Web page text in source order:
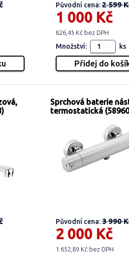
Původní cena:2 599
1 000 Kč
826,45 Kč bez DPH
Množství: ks
Sprchová baterie
termostatická
Původní cena:3 990
2 000 Kč
1 652,89 Kč bez DPH